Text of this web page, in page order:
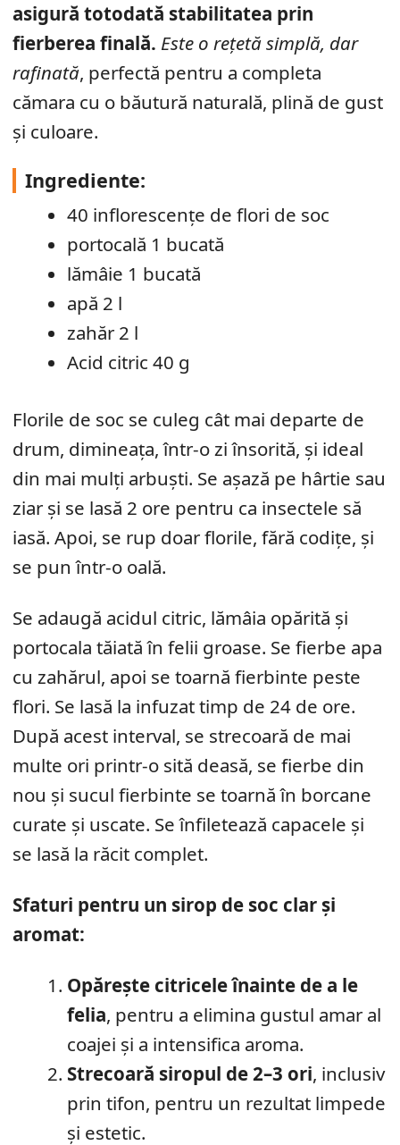
asigură totodată stabilitatea prin
fierberea finală. Este o rețetă simplă, dar
rafinată, perfectă pentru a completa
cămara cu o băutură naturală, plină de gust
și culoare.
Ingrediente:
40 inflorescențe de flori de soc
portocală 1 bucată
lămâie 1 bucată
apă 2 l
zahăr 2 l
Acid citric 40 g
Florile de soc se culeg cât mai departe de
drum, dimineața, într-o zi însorită, și ideal
din mai mulți arbuști. Se așază pe hârtie sau
ziar și se lasă 2 ore pentru ca insectele să
iasă. Apoi, se rup doar florile, fără codițe, și
se pun într-o oală.
Se adaugă acidul citric, lămâia opărită și
portocala tăiată în felii groase. Se fierbe apa
cu zahărul, apoi se toarnă fierbinte peste
flori. Se lasă la infuzat timp de 24 de ore.
După acest interval, se strecoară de mai
multe ori printr-o sită deasă, se fierbe din
nou și sucul fierbinte se toarnă în borcane
curate și uscate. Se înfiletează capacele și
se lasă la răcit complet.
Sfaturi pentru un sirop de soc clar și
aromat:
Opărește citricele înainte de a le
felia, pentru a elimina gustul amar al
coajei și a intensifica aroma.
Strecoară siropul de 2–3 ori, inclusiv
prin tifon, pentru un rezultat limpede
și estetic.